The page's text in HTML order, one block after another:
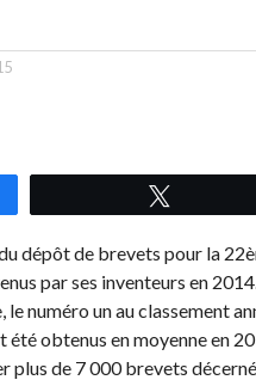
par ses inventeurs en
le numéro un au classement
été obtenus en moyenne en
de 7 000 brevets